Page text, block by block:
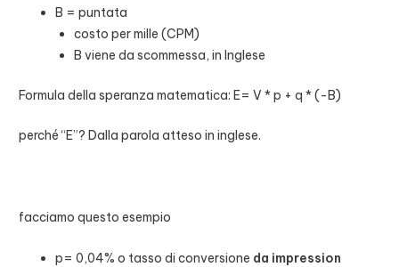
B = puntata
costo per mille (CPM)
B viene da scommessa, in Inglese
Formula della speranza matematica: E= V * p + q * (-B)
perché “E”? Dalla parola atteso in inglese.
facciamo questo esempio
p= 0,04% o tasso di conversione da impression